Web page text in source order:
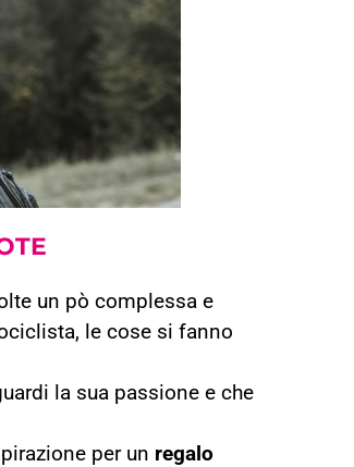
un pò complessa e
le cose si fanno
la sua passione e che
per un regalo